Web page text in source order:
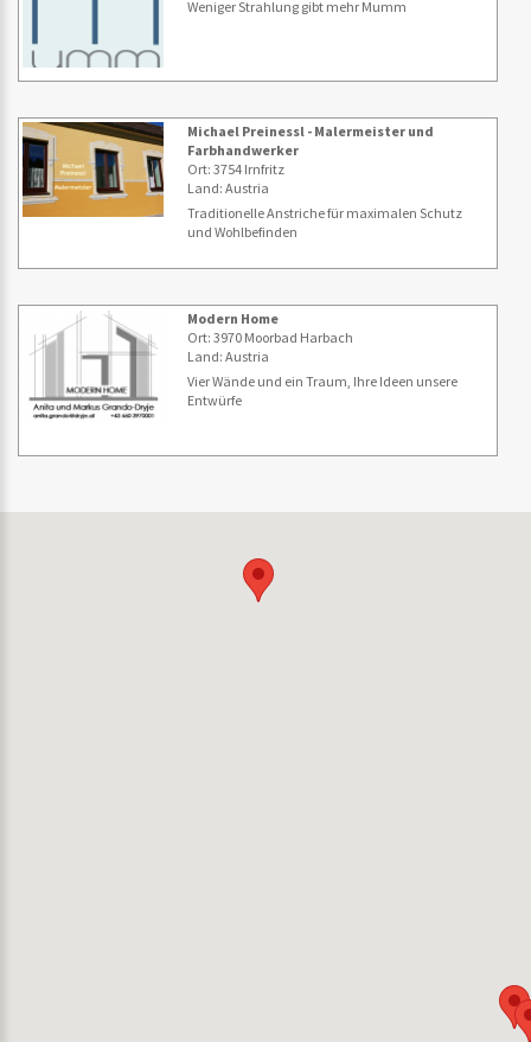
Weniger Strahlung gibt mehr Mumm
Michael Preinessl - Malermeister und
Farbhandwerker
Ort: 3754 Irnfritz
Land: Austria
Traditionelle Anstriche für maximalen Schutz
und Wohlbefinden
Modern Home
Ort: 3970 Moorbad Harbach
Land: Austria
Vier Wände und ein Traum, Ihre Ideen unsere
Entwürfe